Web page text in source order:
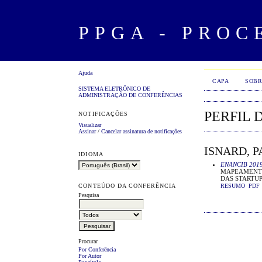
PPGA -
Ajuda
SISTEMA ELETRÔNICO DE
ADMINISTRAÇÃO DE CONFERÊNCIAS
NOTIFICAÇÕES
Visualizar
Assinar/Cancelar assinatura de notificações
IDIOMA
CONTEÚDO DA CONFERÊNCIA
Pesquisa
Procurar
Por Conferência
Por Autor
CAPA
PERFIL
ISNARD,
ENANCIB
DAS
RESUMO PDF